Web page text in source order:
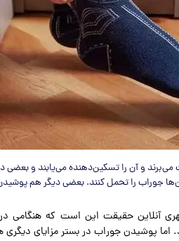
می‌برند و آن را تسکین‌دهنده می‌یابند و بعضی
جوراب را تحمل کنند. بعضی دیگر هم
آنلاین حقیقت این است که هنگامی
اما پوشیدن جوراب در بستر مزایای دیگری